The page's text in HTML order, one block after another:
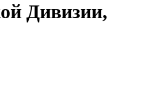
Дивизии,